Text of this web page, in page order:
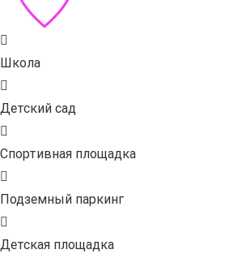
Школа
Детский сад
Спортивная площадка
Подземный паркинг
Детская площадка